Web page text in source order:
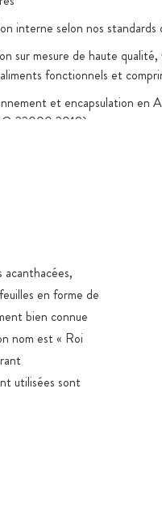
interne selon nos
sur mesure de haute
fonctionnels et
et encapsulation en
22000:2018)
en verre ambré ou dans des
selon le règlement CE 10/
dans des cartons certifiés et
100 % exempts de
(sauf exceptions
en forme de
bien connue
nom est « Roi
utilisées sont